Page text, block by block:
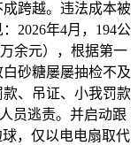
跨越。违法成本被
2026年4月，194公
余元），根据第一
砂糖屡屡抽检不及
、吊证、小我罚款
员逃责。并启动跟
，仅以电电扇取代